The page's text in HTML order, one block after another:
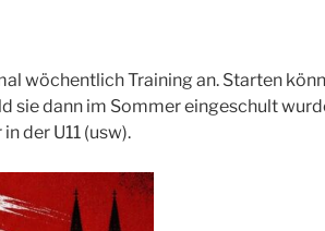
wöchentlich Training an. Starten
sie dann im Sommer eingeschult
der U11 (usw).